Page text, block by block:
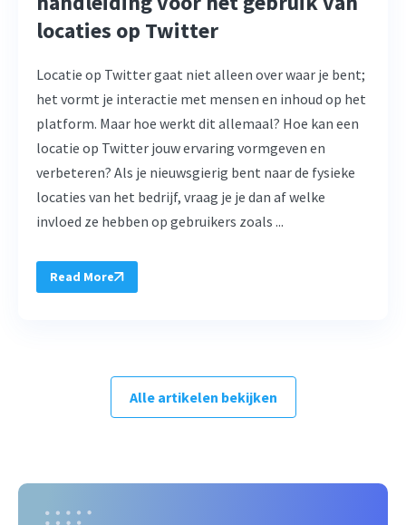
locaties op Twitter
Locatie op Twitter gaat niet alleen over waar je bent;
het vormt je interactie met mensen en inhoud op het
platform. Maar hoe werkt dit allemaal? Hoe kan een
locatie op Twitter jouw ervaring vormgeven en
verbeteren? Als je nieuwsgierig bent naar de fysieke
locaties van het bedrijf, vraag je je dan af welke
invloed ze hebben op gebruikers zoals ...
Read More
Alle artikelen bekijken